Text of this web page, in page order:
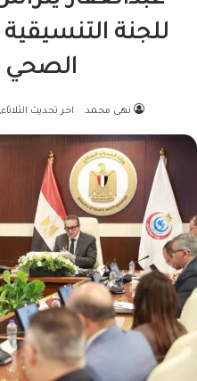
للجنة
الصحي
نهى محمد اخر تحديث الثلاثاء, 20 يناير 2026, 4:22 مساءً